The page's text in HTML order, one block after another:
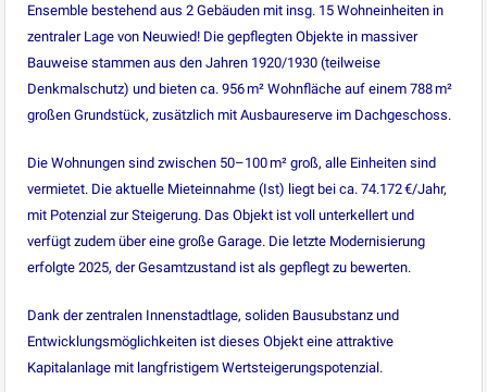
Ensemble bestehend aus 2 Gebäuden mit insg. 15 Wohneinheiten in
zentraler Lage von Neuwied! Die gepflegten Objekte in massiver
Bauweise stammen aus den Jahren 1920/1930 (teilweise
Denkmalschutz) und bieten ca. 956 m² Wohnfläche auf einem 788 m²
großen Grundstück, zusätzlich mit Ausbaureserve im Dachgeschoss.
Die Wohnungen sind zwischen 50–100 m² groß, alle Einheiten sind
vermietet. Die aktuelle Mieteinnahme (Ist) liegt bei ca. 74.172 €/Jahr,
mit Potenzial zur Steigerung. Das Objekt ist voll unterkellert und
verfügt zudem über eine große Garage. Die letzte Modernisierung
erfolgte 2025, der Gesamtzustand ist als gepflegt zu bewerten.
Dank der zentralen Innenstadtlage, soliden Bausubstanz und
Entwicklungsmöglichkeiten ist dieses Objekt eine attraktive
Kapitalanlage mit langfristigem Wertsteigerungspotenzial.